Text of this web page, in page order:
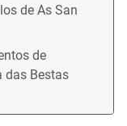
de As San
de
das Bestas